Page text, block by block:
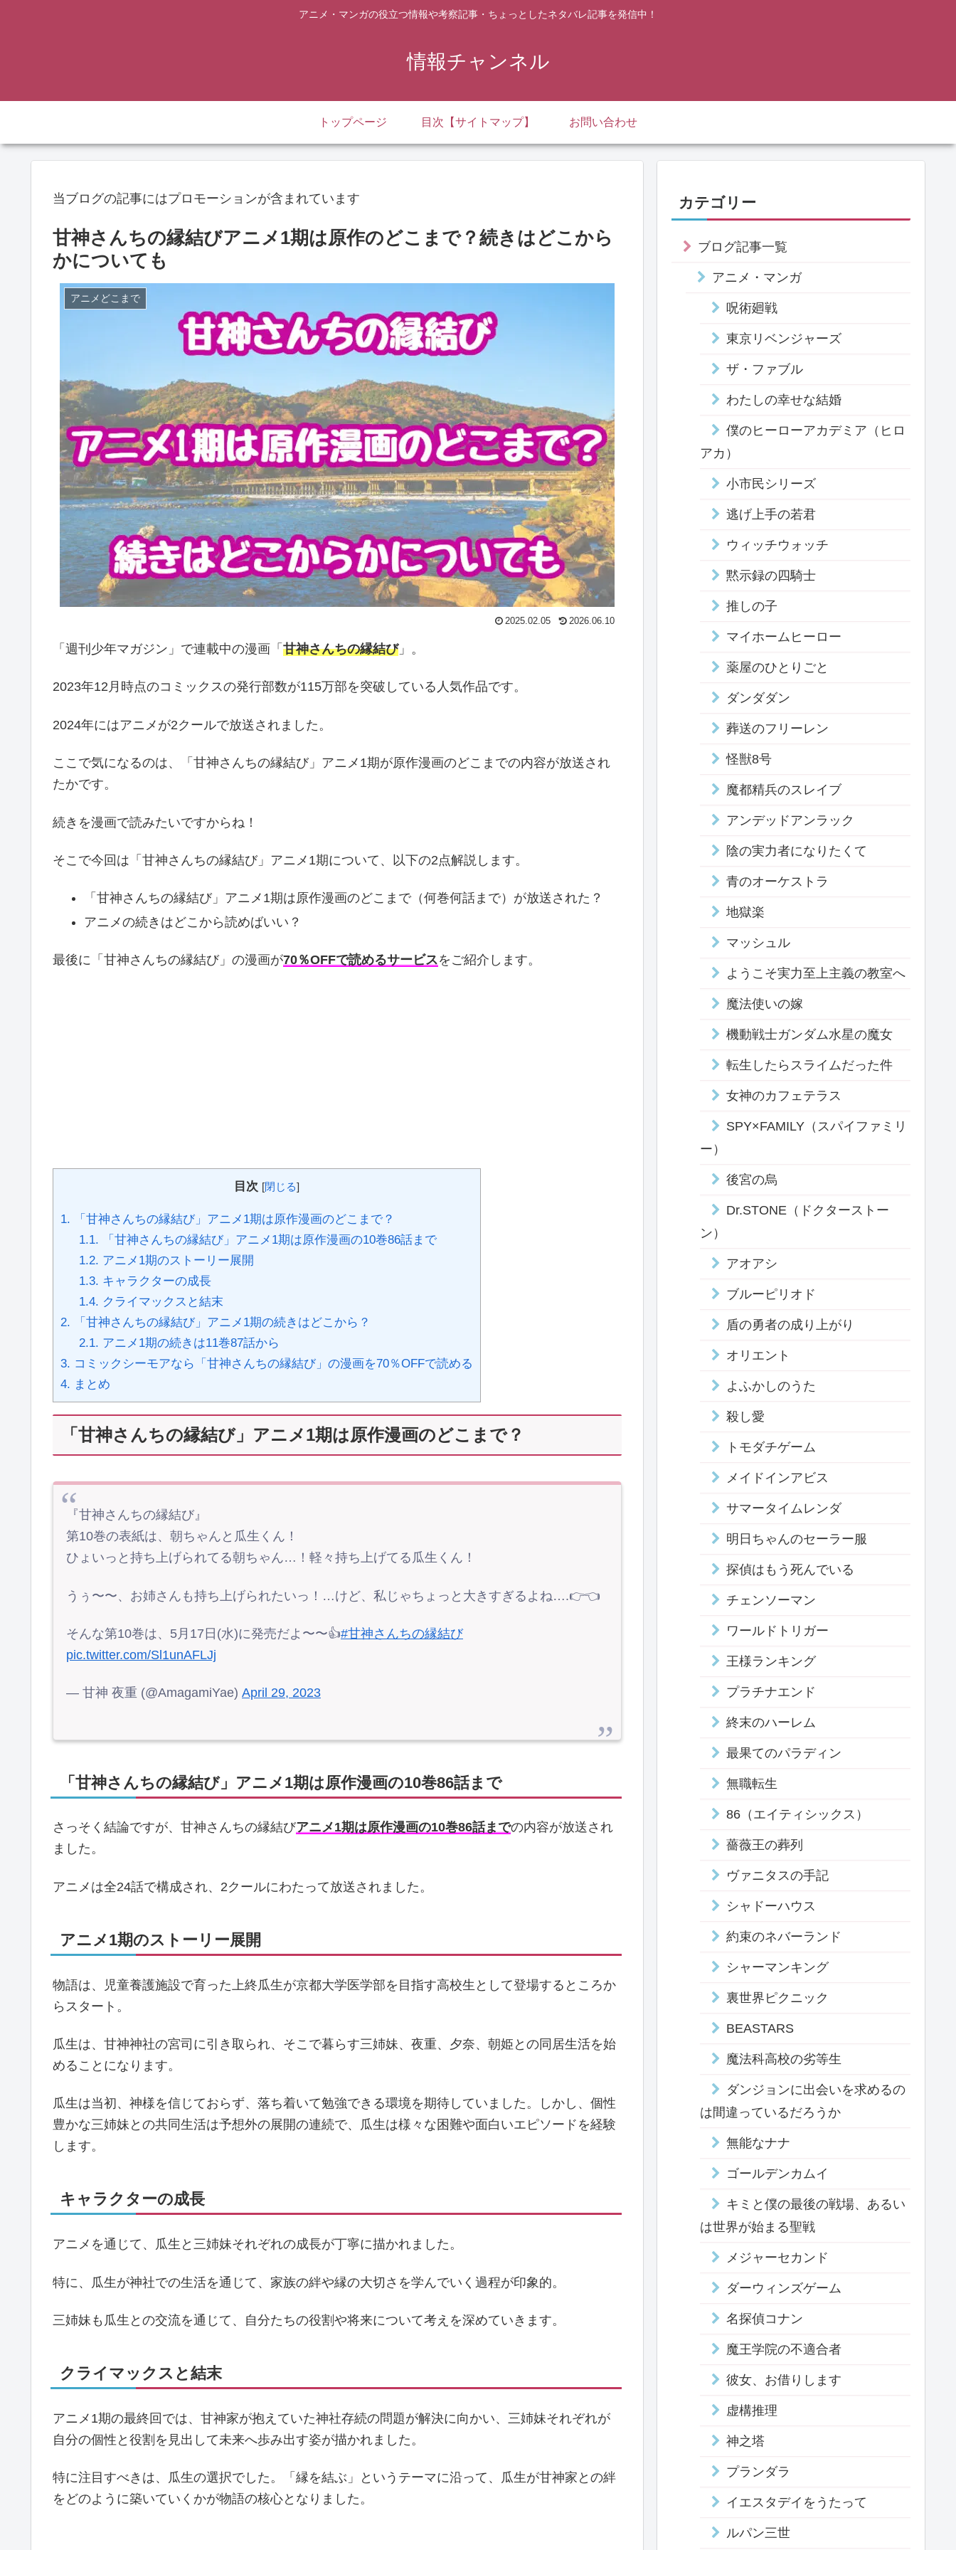
アニメ・マンガの役立つ情報や考察記事・ちょっとしたネタバレ記事を発信中！
情報チャンネル
トップページ 目次【サイトマップ】 お問い合わせ
当ブログの記事にはプロモーションが含まれています
甘神さんちの縁結びアニメ1期は原作のどこまで？続きはどこから
かについても
アニメどこまで
2025.02.05 2026.06.10
「週刊少年マガジン」で連載中の漫画「 甘神さんちの縁結び」。
2023年12月時点のコミックスの発行部数が115万部を突破している人気作品です。
2024年にはアニメが2クールで放送されました。
ここで気になるのは、「甘神さんちの縁結び」アニメ1期が原作漫画のどこまでの内容が放送され
たかです。
続きを漫画で読みたいですからね！
そこで今回は「甘神さんちの縁結び」アニメ1期について、以下の2点解説します。
「甘神さんちの縁結び」アニメ1期は原作漫画のどこまで（何巻何話まで）が放送された？
アニメの続きはどこから読めばいい？
最後に「甘神さんちの縁結び」の漫画が70％OFFで読めるサービスをご紹介します。
目次 [閉じる]
1. 「甘神さんちの縁結び」アニメ1期は原作漫画のどこまで？
1.1. 「甘神さんちの縁結び」アニメ1期は原作漫画の10巻86話まで
1.2. アニメ1期のストーリー展開
1.3. キャラクターの成長
1.4. クライマックスと結末
2. 「甘神さんちの縁結び」アニメ1期の続きはどこから？
2.1. アニメ1期の続きは11巻87話から
3. コミックシーモアなら「甘神さんちの縁結び」の漫画を70％OFFで読める
4. まとめ
「甘神さんちの縁結び」アニメ1期は原作漫画のどこまで？
『甘神さんちの縁結び』
第10巻の表紙は、朝ちゃんと瓜生くん！
ひょいっと持ち上げられてる朝ちゃん…！軽々持ち上げてる瓜生くん！
うぅ〜〜、お姉さんも持ち上げられたいっ！…けど、私じゃちょっと大きすぎるよね….👉👈
そんな第10巻は、5月17日(水)に発売だよ〜〜👍#甘神さんちの縁結び
pic.twitter.com/Sl1unAFLJj
— 甘神 夜重 (@AmagamiYae) April 29, 2023
「甘神さんちの縁結び」アニメ1期は原作漫画の10巻86話まで
さっそく結論ですが、甘神さんちの縁結びアニメ1期は原作漫画の10巻86話までの内容が放送され
ました。
アニメは全24話で構成され、2クールにわたって放送されました。
アニメ1期のストーリー展開
物語は、児童養護施設で育った上終瓜生が京都大学医学部を目指す高校生として登場するところか
らスタート。
瓜生は、甘神神社の宮司に引き取られ、そこで暮らす三姉妹、夜重、夕奈、朝姫との同居生活を始
めることになります。
瓜生は当初、神様を信じておらず、落ち着いて勉強できる環境を期待していました。しかし、個性
豊かな三姉妹との共同生活は予想外の展開の連続で、瓜生は様々な困難や面白いエピソードを経験
します。
キャラクターの成長
アニメを通じて、瓜生と三姉妹それぞれの成長が丁寧に描かれました。
特に、瓜生が神社での生活を通じて、家族の絆や縁の大切さを学んでいく過程が印象的。
三姉妹も瓜生との交流を通じて、自分たちの役割や将来について考えを深めていきます。
クライマックスと結末
アニメ1期の最終回では、甘神家が抱えていた神社存続の問題が解決に向かい、三姉妹それぞれが
自分の個性と役割を見出して未来へ歩み出す姿が描かれました。
特に注目すべきは、瓜生の選択でした。「縁を結ぶ」というテーマに沿って、瓜生が甘神家との絆
をどのように築いていくかが物語の核心となりました。
カテゴリー
ブログ記事一覧
アニメ・マンガ
呪術廻戦
東京リベンジャーズ
ザ・ファブル
わたしの幸せな結婚
僕のヒーローアカデミア（ヒロ
アカ）
小市民シリーズ
逃げ上手の若君
ウィッチウォッチ
黙示録の四騎士
推しの子
マイホームヒーロー
薬屋のひとりごと
ダンダダン
葬送のフリーレン
怪獣8号
魔都精兵のスレイブ
アンデッドアンラック
陰の実力者になりたくて
青のオーケストラ
地獄楽
マッシュル
ようこそ実力至上主義の教室へ
魔法使いの嫁
機動戦士ガンダム水星の魔女
転生したらスライムだった件
女神のカフェテラス
SPY×FAMILY（スパイファミリ
ー）
後宮の烏
Dr.STONE（ドクターストー
ン）
アオアシ
ブルーピリオド
盾の勇者の成り上がり
オリエント
よふかしのうた
殺し愛
トモダチゲーム
メイドインアビス
サマータイムレンダ
明日ちゃんのセーラー服
探偵はもう死んでいる
チェンソーマン
ワールドトリガー
王様ランキング
プラチナエンド
終末のハーレム
最果てのパラディン
無職転生
86（エイティシックス）
薔薇王の葬列
ヴァニタスの手記
シャドーハウス
約束のネバーランド
シャーマンキング
裏世界ピクニック
BEASTARS
魔法科高校の劣等生
ダンジョンに出会いを求めるの
は間違っているだろうか
無能なナナ
ゴールデンカムイ
キミと僕の最後の戦場、あるい
は世界が始まる聖戦
メジャーセカンド
ダーウィンズゲーム
名探偵コナン
魔王学院の不適合者
彼女、お借りします
虚構推理
神之塔
プランダラ
イエスタデイをうたって
ルパン三世